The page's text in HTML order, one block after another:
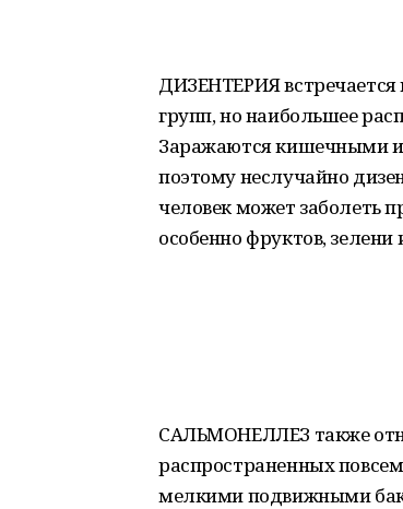
ДИЗЕНТЕРИЯ встречается
групп, но наибольшее
Заражаются кишечными
поэтому неслучайно
человек может заболеть
особенно фруктов, зелени
САЛЬМОНЕЛЛЕЗ также
распространенных
мелкими подвижными